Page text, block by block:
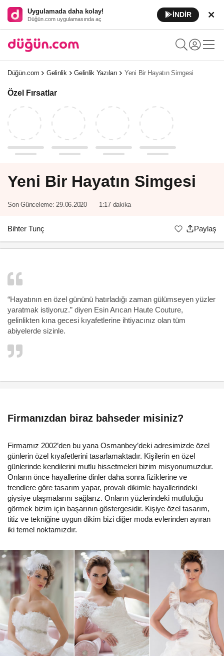
Uygulamada daha kolay!
Düğün.com uygulamasında aç
İNDİR
Düğün.com Gelinlik Gelinlik Yazıları Yeni Bir Hayatın Simgesi
Özel Fırsatlar
Yeni Bir Hayatın Simgesi
Son Günceleme: 29.06.2020 1:17 dakika
Bihter Tunç Paylaş
“Hayatının en özel gününü hatırladığı zaman gülümseyen yüzler
yaratmak istiyoruz.” diyen Esin Arıcan Haute Couture,
gelinlikten kına gecesi kıyafetlerine ihtiyacınız olan tüm
abiyelerde sizinle.
Firmanızdan biraz bahseder misiniz?
Firmamız 2002’den bu yana Osmanbey’deki adresimizde özel
günlerin özel kıyafetlerini tasarlamaktadır. Kişilerin en özel
günlerinde kendilerini mutlu hissetmeleri bizim misyonumuzdur.
Onların önce hayallerine dinler daha sonra fiziklerine ve
trendlere göre tasarım yapar, provalı dikimle hayallerindeki
giysiye ulaşmalarını sağlarız. Onların yüzlerindeki mutluluğu
görmek bizim için başarının göstergesidir. Kişiye özel tasarım,
titiz ve tekniğine uygun dikim bizi diğer moda evlerinden ayıran
iki temel noktamızdır.